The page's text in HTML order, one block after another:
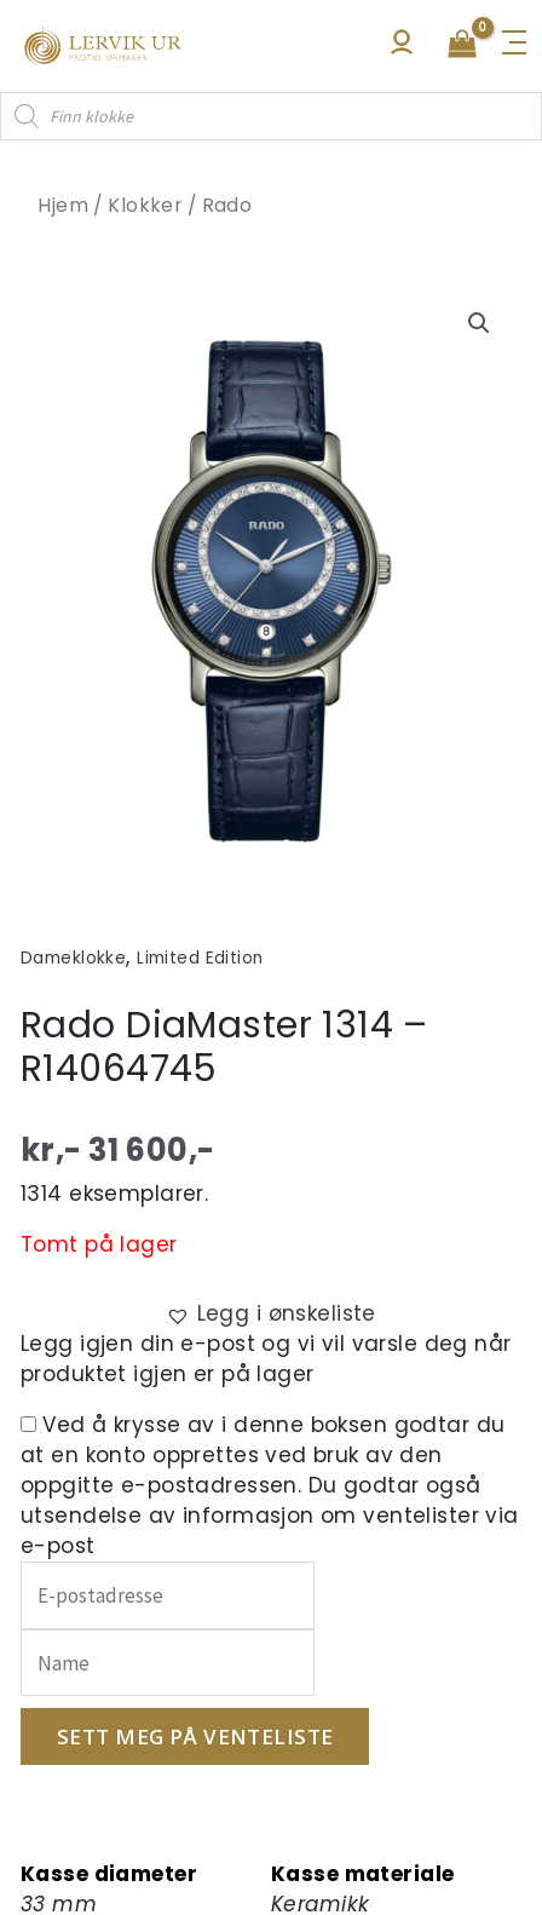
rett
innholdet
Products
search
Hjem / Klokker / Rado
Dameklokke,Limited Edition
Rado DiaMaster 1314 –
R14064745
kr,- 31 600,-
1314 eksemplarer.
Tomt på lager
Legg i ønskeliste
Legg igjen din e-post og vi vil varsle deg når
produktet igjen er på lager
Ved å krysse av i denne boksen godtar du
at en konto opprettes ved bruk av den
oppgitte e-postadressen. Du godtar også
utsendelse av informasjon om ventelister via
e-post
inn
e-
postadressen
din
ventelisten
for
SETT MEG PÅ VENTELISTE
Kasse diameter
33 mm
Kasse materiale
Keramikk